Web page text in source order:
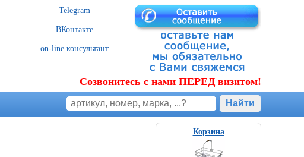
Telegram
ВКонтакте
on-line консультант
Созвонитесь с нами ПЕРЕД визитом!
Корзина